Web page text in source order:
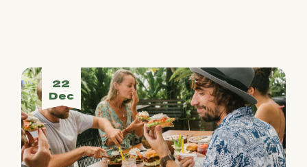
22
Dec